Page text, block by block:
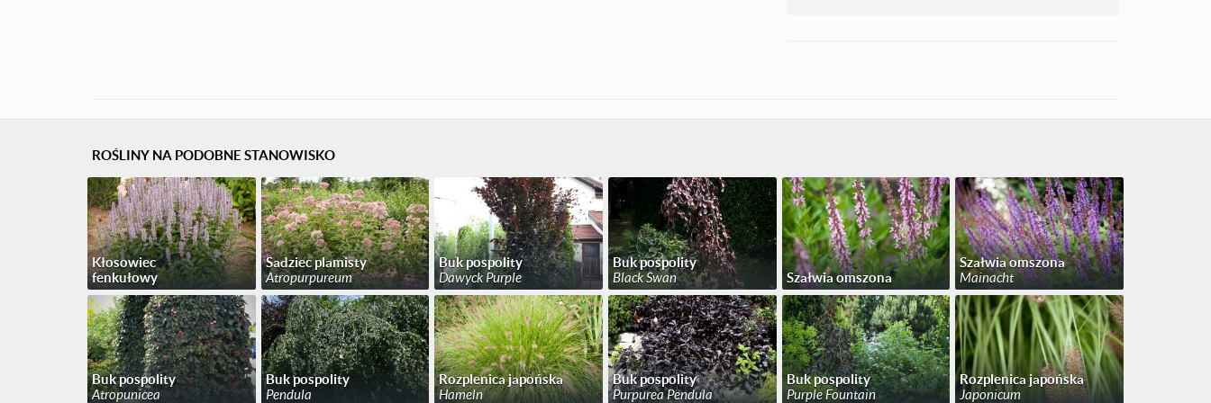
ROŚLINY NA PODOBNE STANOWISKO
Kłosowiec
fenkułowy
Sadziec plamisty
Atropurpureum
Buk pospolity
Dawyck Purple
Buk pospolity
Black Swan
Szałwia omszona
Szałwia omszona
Mainacht
Buk pospolity
Atropunicea
Buk pospolity
Pendula
Rozplenica japońska
Hameln
Buk pospolity
Purpurea Pendula
Buk pospolity
Purple Fountain
Rozplenica japońska
Japonicum